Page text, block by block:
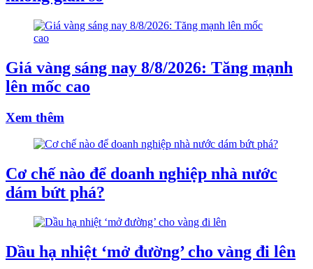
Giá vàng sáng nay 8/8/2026: Tăng mạnh
lên mốc cao
Xem thêm
Cơ chế nào để doanh nghiệp nhà nước
dám bứt phá?
Dầu hạ nhiệt ‘mở đường’ cho vàng đi lên